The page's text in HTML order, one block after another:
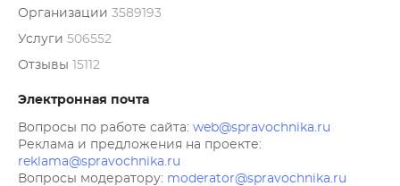
Организации 3589193
Услуги 506552
Отзывы 15112
Электронная почта
Вопросы по работе сайта: web@spravochnika.ru
Реклама и предложения на проекте:
reklama@spravochnika.ru
Вопросы модератору: moderator@spravochnika.ru